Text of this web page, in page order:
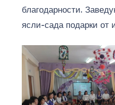
благодарности.
ясли-сада подарки от